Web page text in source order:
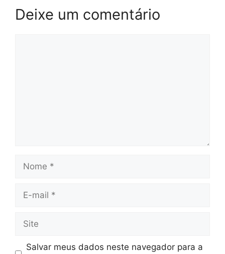
Deixe um comentário
Nome
Site
Salvar meus dados neste navegador para a